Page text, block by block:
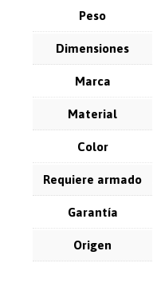
Peso
Dimensiones
Marca
Material
Color
Requiere armado
Garantía
Origen